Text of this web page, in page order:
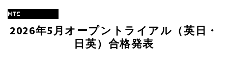
MTC
2026年5月オープントライアル（英日・
日英）合格発表